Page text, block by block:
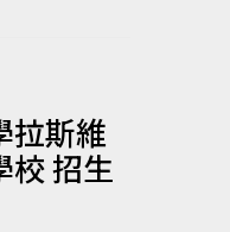
拉斯維
校 招生